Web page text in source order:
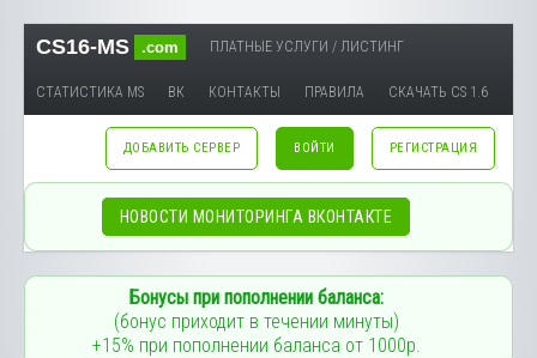
CS16-MS .com ПЛАТНЫЕ УСЛУГИ / ЛИСТИНГ
СТАТИСТИКА MS ВК КОНТАКТЫ ПРАВИЛА СКАЧАТЬ CS 1.6
ДОБАВИТЬ СЕРВЕР ВОЙТИ РЕГИСТРАЦИЯ
НОВОСТИ МОНИТОРИНГА ВКОНТАКТЕ
Бонусы при пополнении баланса:
(бонус приходит в течении минуты)
+15% при пополнении баланса от 1000р.